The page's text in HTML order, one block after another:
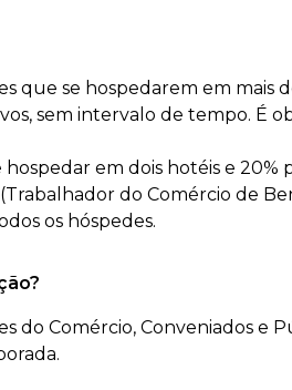
que se hospedarem em mais
sem intervalo de tempo. É
em dois hotéis e 20%
do Comércio de
os hóspedes.
do Comércio, Conveniados e